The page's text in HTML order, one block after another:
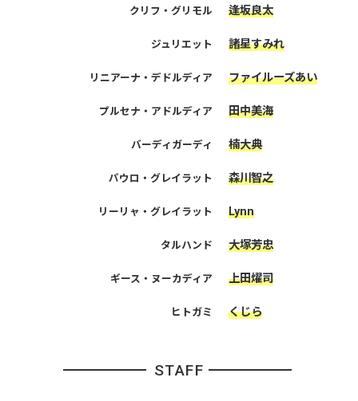
クリフ・グリモル 逢坂良太
ジュリエット 諸星すみれ
リニアーナ・デドルディア ファイルーズあい
プルセナ・アドルディア 田中美海
バーディガーディ 楠大典
パウロ・グレイラット 森川智之
リーリャ・グレイラット Lynn
タルハンド 大塚芳忠
ギース・ヌーカディア 上田燿司
ヒトガミ くじら
STAFF